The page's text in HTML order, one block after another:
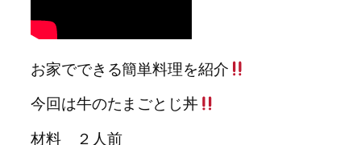
お家でできる簡単料理を紹介
今回は牛のたまごとじ丼
材料 ２人前